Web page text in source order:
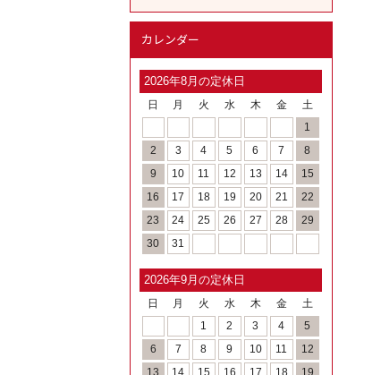
カレンダー
2026年8月の定休日
日 月 火 水 木 金
土
1
2
3 4 5 6 7
8
9
10 11 12 13 14
15
16
17 18 19 20 21
22
23
24 25 26 27 28
29
30
31
2026年9月の定休日
日 月 火 水 木 金
土
1
2 3 4
5
6
7 8 9 10 11
12
13
14 15 16 17 18 19